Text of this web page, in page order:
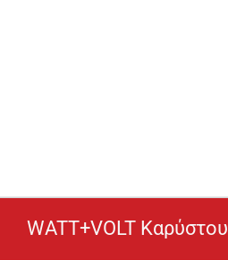
WATT+VOLT Καρύστου